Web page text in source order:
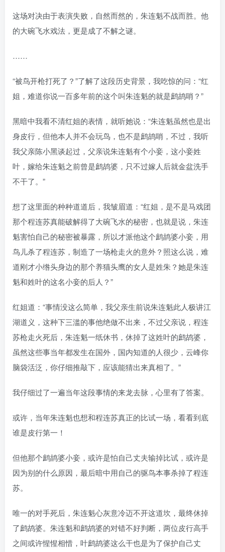
这场对决由于表演失败，自然而然的，朱连魁不战而胜。他
的大碗飞水戏法，更是成了不解之谜。
……
“被鸟开枪打死了？”了解了这段历史背景，我吃惊的问：“红
姐，难道你说一百多年前的这个叫朱连魁的就是鹧鸪哨？”
黑暗中我看不清红姐的表情，就听她说：“朱连魁虽然也是出
身皮行，但他本人并不会玩鸟，也不是鹧鸪哨，不过，我听
我父亲陈小黑谈起过，父亲说朱连魁有个小妾，这小妾姓
叶，嫁给朱连魁之前曾是鹧鸪婆，只不过嫁人后就金盆洗手
不干了。”
想了这里面的种种道道后，我皱眉道：“红姐，是不是马戏团
那个程连苏真能破解得了大碗飞水的秘密，也就是说，朱连
魁害怕自己的秘密被暴露，所以才派他这个鹧鸪婆小妾，用
鸟儿杀了程连苏，制造了一场枪走火的意外？照这么说，难
道刚才小绺头身边的那个养猫头鹰的女人是姓朱？她是朱连
魁和姓叶的这名小妾的后人？”
红姐道：“事情没这么简单，我父亲生前说朱连魁此人极讲江
湖道义，这种下三滥的事他绝做不出来，不过父亲说，程连
苏枪走火死后，朱连魁一纸休书，休掉了这姓叶的鹧鸪婆，
虽然这些事当年都发生在国外，国内知道的人很少，云峰你
脑袋活泛，你仔细推敲下，应该能猜出来真相了。”
我仔细过了一遍当年这段事情的来龙去脉，心里有了答案。
或许，当年朱连魁也想和程连苏真正的比试一场，看看到底
谁是皮行第一！
但他那个鹧鸪婆小妾，或许是怕自己丈夫输掉比试，或许是
因为别的什么原因，最后暗中用自己的驱鸟本事杀掉了程连
苏。
唯一的对手死后，朱连魁心灰意冷迈不开这道坎，最终休掉
了鹧鸪婆。朱连魁和鹧鸪婆的对错不好判断，两位皮行高手
之间或许惺惺相惜，叶鹧鸪婆这么干也是为了保护自己丈